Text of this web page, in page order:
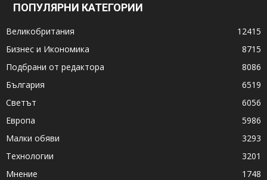
ПОПУЛЯРНИ КАТЕГОРИИ
Великобритания
12415
Бизнес и Икономика
8715
Подбрани от редактора
8086
България
6519
Светът
6056
Европа
5986
Малки обяви
3293
Технологии
3201
Мнение
1748